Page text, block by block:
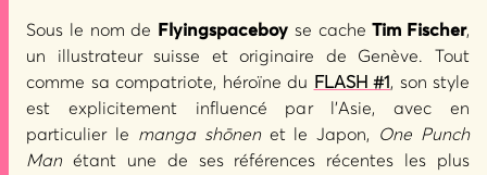
Sous le nom de Flyingspaceboy se cacheTim Fischer,
un illustrateur suisse et originaire de Genève. Tout
comme sa compatriote, héroïne du
FLASH #1, son style
est explicitement influencé par l’Asie, avec en
particulier le manga shōnenet le Japon,
One Punch
Man étant une de ses références récentes les plus